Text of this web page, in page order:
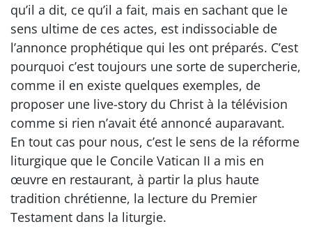
qu’il a dit, ce qu’il a fait, mais en sachant que le
sens ultime de ces actes, est indissociable de
l’annonce prophétique qui les ont préparés. C’est
pourquoi c’est toujours une sorte de supercherie,
comme il en existe quelques exemples, de
proposer une live-story du Christ à la télévision
comme si rien n’avait été annoncé auparavant.
En tout cas pour nous, c’est le sens de la réforme
liturgique que le Concile Vatican II a mis en
œuvre en restaurant, à partir la plus haute
tradition chrétienne, la lecture du Premier
Testament dans la liturgie.